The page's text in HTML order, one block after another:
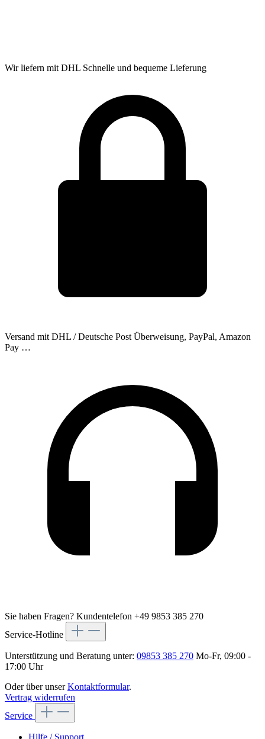
Wir liefern mit DHL Schnelle und bequeme Lieferung
Versand mit DHL / Deutsche Post Überweisung, PayPal, Amazon
Pay …
Sie haben Fragen? Kundentelefon +49 9853 385 270
Service-Hotline
Unterstützung und Beratung unter: 09853 385 270 Mo-Fr, 09:00 -
17:00 Uhr
Oder über unserKontaktformular.
Vertrag widerrufen
Service